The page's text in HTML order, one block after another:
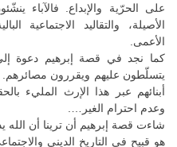
على الحرّية والإبداع. فالآباء
الأصيلة، والتقاليد الاجتماعية
الأعمى.
كما نجد في قصة إبرهيم دعوة
يتسلّطون عليهم ويقررون مصائرهم.
أبنائهم عبر هذا الإرث المليء
وعدم احترام الغير….
شاءت قصة إبرهيم أن ترينا أن الله
هو قبيح في التاريخ الديني